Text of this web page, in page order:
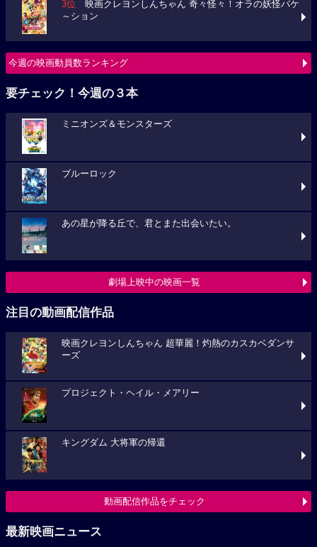
3位 映画クレヨンしんちゃん 奇々怪々！オラの妖怪バケ
～ション
今週の映画動員数ランキング
要チェック！今週の３本
ミニオンズ＆モンスターズ
ブルーロック
あの星が降る丘で、君とまた出会いたい。
劇場上映中の映画一覧
注目の動画配信作品
映画クレヨンしんちゃん 超華麗！灼熱のカスカベダンサ
ーズ
プロジェクト・ヘイル・メアリー
キングダム 大将軍の帰還
動画配信作品をチェック
最新映画ニュース